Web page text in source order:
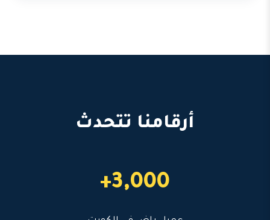
أرقامنا تتحدث
3,000+